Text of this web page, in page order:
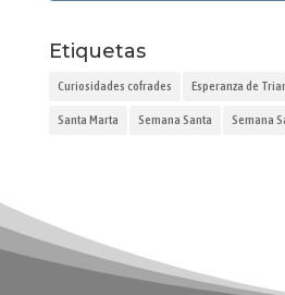
Etiquetas
Curiosidades cofrades Esperanza de
Santa Marta Semana Santa Semana